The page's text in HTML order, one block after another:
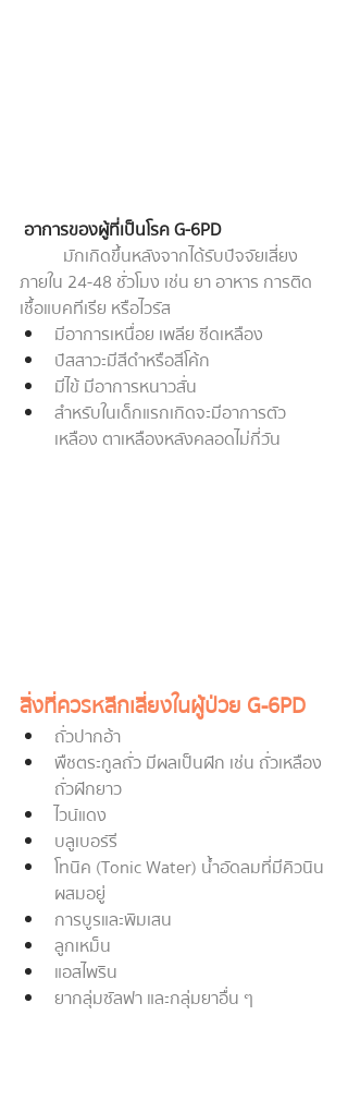
อาการของผู้ที่เป็นโรค G-6PD
มักเกิดขึ้นหลังจากได้รับปัจจัยเสี่ยง
ภายใน 24-48 ชั่วโมง เช่น ยา อาหาร การติด
เชื้อแบคทีเรีย หรือไวรัส
มีอาการเหนื่อย เพลีย ซีดเหลือง
ปัสสาวะมีสีดำหรือสีโค้ก
มีไข้ มีอาการหนาวสั่น
สำหรับในเด็กแรกเกิดจะมีอาการตัว
เหลือง ตาเหลืองหลังคลอดไม่กี่วัน
สิ่งที่ควรหลีกเลี่ยงในผู้ป่วย G-6PD
ถั่วปากอ้า
พืชตระกูลถั่ว มีผลเป็นฝัก เช่น ถั่วเหลือง
ถั่วฝักยาว
ไวน์แดง
บลูเบอร์รี
โทนิค (Tonic Water) น้ำอัดลมที่มีคิวนิน
ผสมอยู่
การบูรและพิมเสน
ลูกเหม็น
แอสไพริน
ยากลุ่มซัลฟา และกลุ่มยาอื่น ๆ